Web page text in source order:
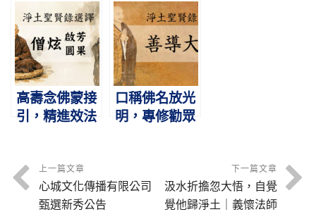
高壽念佛蒙接
引，精進效法
果）｜淨土聖
賢錄選譯6
口稱佛名放光
明，專修勸眾
上一篇文章
心城文化傳播有限公司
甄選新秀公告
下一篇文章
汲水折擔忽大悟，自覺
覺他歸淨土｜義懷法師